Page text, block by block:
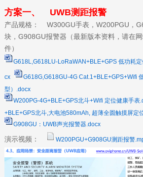
方案一、 UWB测距报警
产品规格： W300GU手表，W200PGU，
块，G908GU报警器（最新版本资料，请在
件）
G618L,G618LU-LoRaWAN+BLE+GPS 低功耗
cx
G618G,G618GU-4G Cat.1+BLE+GPS+Wifi
型）.docx
W200PG-4G+BLE+GPS北斗+Wifi 定位健康手表
+BLE+GPS北斗,大电池580mAh, 超薄全圆触摸屏定
G908GU：UWB声光报警器.docx
演示视频： W200PGU+G908GU测距报警